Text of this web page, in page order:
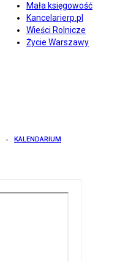
Mała księgowość
Kancelarierp.pl
Wieści Rolnicze
Życie Warszawy
KALENDARIUM